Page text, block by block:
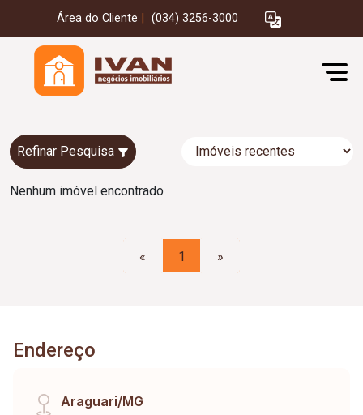
Área do Cliente (034) 3256-3000
Refinar Pesquisa
Nenhum imóvel encontrado
« 1 »
Endereço
Araguari/MG